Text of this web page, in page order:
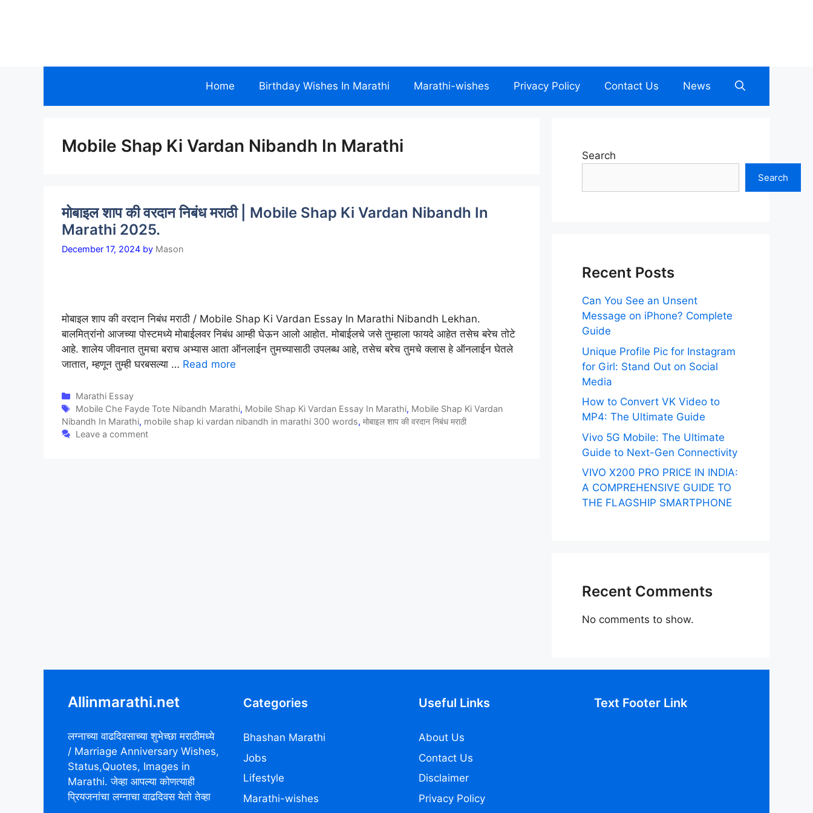
Home Birthday Wishes In Marathi Marathi-wishes Privacy Policy Contact Us News
Mobile Shap Ki Vardan Nibandh In Marathi
मोबाइल शाप की वरदान निबंध मराठी | Mobile Shap Ki Vardan Nibandh In
Marathi 2025.
December 17, 2024 by Mason
मोबाइल शाप की वरदान निबंध मराठी / Mobile Shap Ki Vardan Essay In Marathi Nibandh Lekhan.
बालमित्रांनो आजच्या पोस्टमध्ये मोबाईलवर निबंध आम्ही घेऊन आलो आहोत. मोबाईलचे जसे तुम्हाला फायदे आहेत तसेच बरेच तोटे
आहे. शालेय जीवनात तुमचा बराच अभ्यास आता ऑनलाईन तुमच्यासाठी उपलब्ध आहे, तसेच बरेच तुमचे क्लास हे ऑनलाईन घेतले
जातात, म्हणून तुम्ही घरबसल्या … Read more
Categories
Marathi Essay
Tags
Mobile Che Fayde Tote Nibandh Marathi, Mobile Shap Ki Vardan Essay In Marathi, Mobile Shap Ki Vardan
Nibandh In Marathi, mobile shap ki vardan nibandh in marathi 300 words, मोबाइल शाप की वरदान निबंध मराठी
Leave a comment
Search
Search
Recent Posts
Can You See an Unsent
Message on iPhone? Complete
Guide
Unique Profile Pic for Instagram
for Girl: Stand Out on Social
Media
How to Convert VK Video to
MP4: The Ultimate Guide
Vivo 5G Mobile: The Ultimate
Guide to Next-Gen Connectivity
VIVO X200 PRO PRICE IN INDIA:
A COMPREHENSIVE GUIDE TO
THE FLAGSHIP SMARTPHONE
Recent Comments
No comments to show.
Allinmarathi.net
लग्नाच्या वाढदिवसाच्या शुभेच्छा मराठीमध्ये
/ Marriage Anniversary Wishes,
Status,Quotes, Images in
Marathi. जेव्हा आपल्या कोणत्याही
प्रियजनांचा लग्नाचा वाढदिवस येतो तेव्हा
Categories
Bhashan Marathi
Jobs
Lifestyle
Marathi-wishes
Useful Links
About Us
Contact Us
Disclaimer
Privacy Policy
Text Footer Link